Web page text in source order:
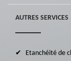
AUTRES SERVICES
Etanchéité de